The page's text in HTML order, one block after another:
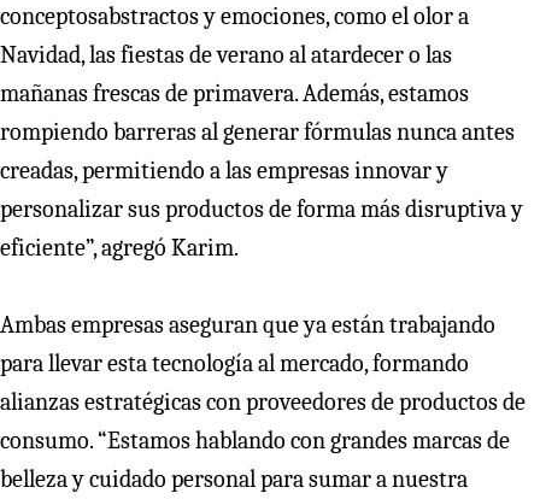
conceptosabstractos y emociones, como el olor a
Navidad, las fiestas de verano al atardecer o las
mañanas frescas de primavera. Además, estamos
rompiendo barreras al generar fórmulas nunca antes
creadas, permitiendo a las empresas innovar y
personalizar sus productos de forma más disruptiva y
eficiente”, agregó Karim.
Ambas empresas aseguran que ya están trabajando
para llevar esta tecnología al mercado, formando
alianzas estratégicas con proveedores de productos de
consumo. “Estamos hablando con grandes marcas de
belleza y cuidado personal para sumar a nuestra